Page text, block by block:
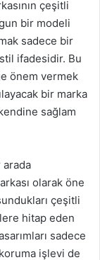
çeşitli
bir modeli
sadece bir
ifadesidir. Bu
önem vermek
bir marka
sağlam
arada
olarak öne
çeşitli
hitap eden
sadece
işlevi de